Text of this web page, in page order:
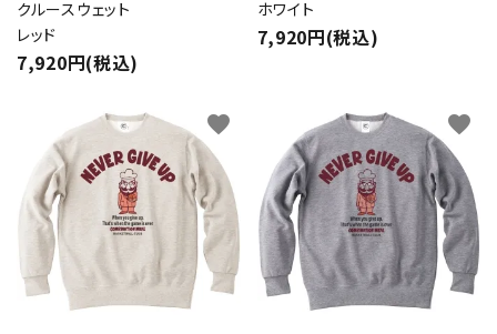
クルースウェット
レッド
7,920円(税込)
ホワイト
7,920円(税込)
favorite favorite